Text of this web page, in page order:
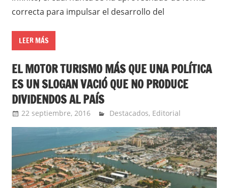
correcta para impulsar el desarrollo del
LEER MÁS
EL MOTOR TURISMO MÁS QUE UNA POLÍTICA
ES UN SLOGAN VACIÓ QUE NO PRODUCE
DIVIDENDOS AL PAÍS
22 septiembre, 2016 admin
Destacados, Editorial